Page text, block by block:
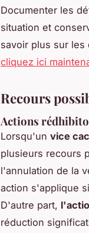
Documenter les
situation et
savoir plus sur les
cliquez ici
Recours
Actions
Lorsqu'un vice
plusieurs recours
l'annulation de la
action s'applique
D'autre part,
réduction